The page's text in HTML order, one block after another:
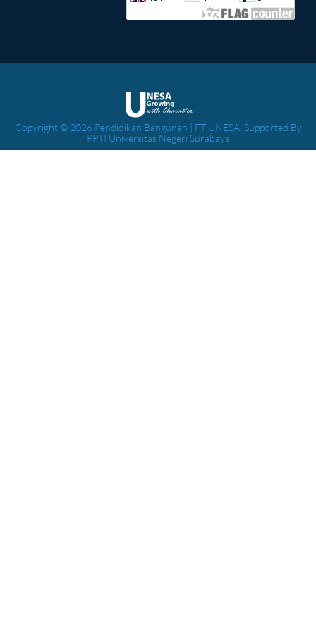
Copyright © 2026 Pendidikan Bangunan | FT UNESA. Supported By
PPTI Universitas Negeri Surabaya